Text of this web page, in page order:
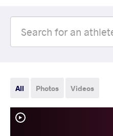
All Photos Videos